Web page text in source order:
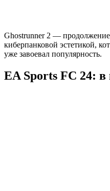
Ghostrunner 2 —
киберпанковой эстетикой,
уже завоевал популярность.
EA Sports FC 24: в